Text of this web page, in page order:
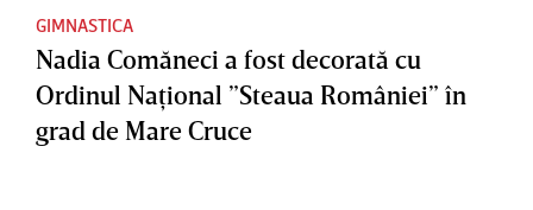
GIMNASTICA
Nadia Comăneci a fost decorată cu
Ordinul Naţional ”Steaua României” în
grad de Mare Cruce